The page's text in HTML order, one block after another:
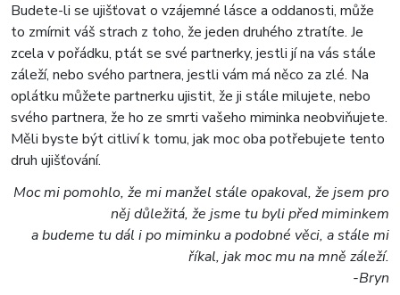
Budete-li se ujišťovat o vzájemné lásce a oddanosti, může
to zmírnit váš strach z toho, že jeden druhého ztratíte. Je
zcela v pořádku, ptát se své partnerky, jestli jí na vás stále
záleží, nebo svého partnera, jestli vám má něco za zlé. Na
oplátku můžete partnerku ujistit, že ji stále milujete, nebo
svého partnera, že ho ze smrti vašeho miminka neobviňujete.
Měli byste být citliví k tomu, jak moc oba potřebujete tento
druh ujišťování.
Moc mi pomohlo, že mi manžel stále opakoval, že jsem pro
něj důležitá, že jsme tu byli před miminkem
a budeme tu dál i po miminku a podobné věci, a stále mi
říkal, jak moc mu na mně záleží.
-Bryn